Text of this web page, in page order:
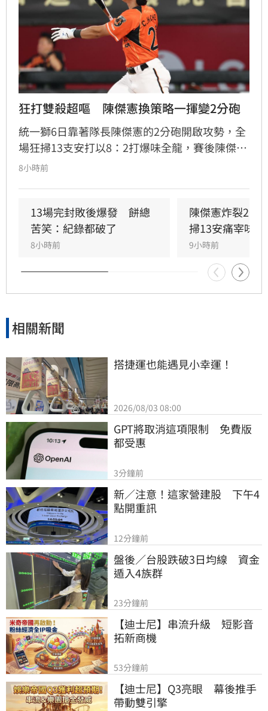
狂打雙殺超嘔　陳傑憲換策略一揮變2分砲
統一獅6日靠著隊長陳傑憲的2分砲開啟攻勢，全
場狂掃13支安打以8：2打爆味全龍，賽後陳傑憲
透露因為上週末自己擊出太多雙殺，當時上場只
8小時前
13場完封敗後爆發　餅總
苦笑：紀錄都破了
8小時前
陳傑憲炸裂2分
掃13安痛宰味全
9小時前
相關新聞
搭捷運也能遇見小幸運！
2026/08/03 08:00
GPT將取消這項限制　免費版
都受惠
3分鐘前
新／注意！這家營建股　下午4
點開重訊
12分鐘前
盤後／台股跌破3日均線　資金
遁入4族群
23分鐘前
【迪士尼】串流升級　短影音
拓新商機
53分鐘前
【迪士尼】Q3亮眼　幕後推手
帶動雙引擎